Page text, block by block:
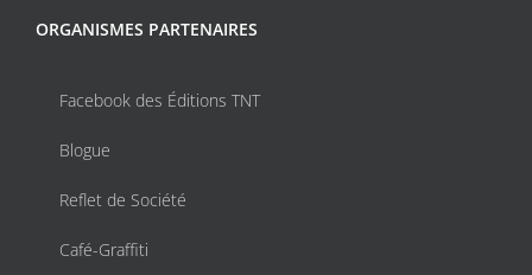
ORGANISMES PARTENAIRES
Facebook des Éditions TNT
Blogue
Reflet de Société
Café-Graffiti